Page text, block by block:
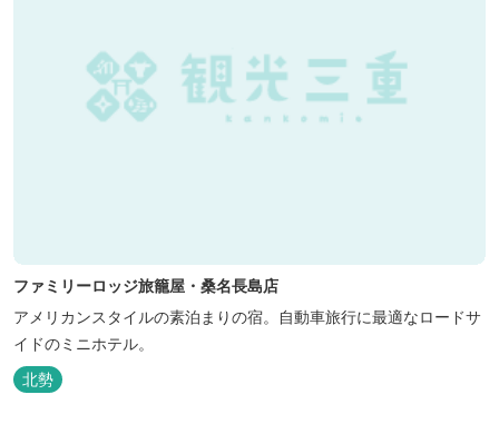
ファミリーロッジ旅籠屋・桑名長島店
アメリカンスタイルの素泊まりの宿。自動車旅行に最適なロードサ
イドのミニホテル。
北勢